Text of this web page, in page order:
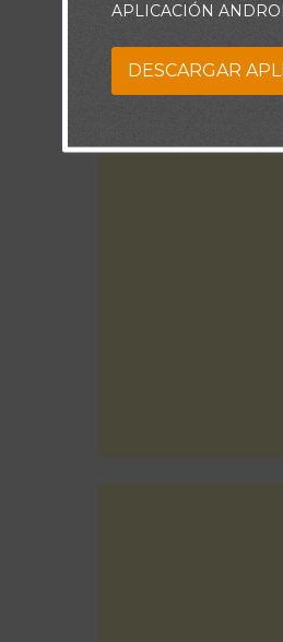
Nunca apartes a
APLICACIÓN
DESCARGAR